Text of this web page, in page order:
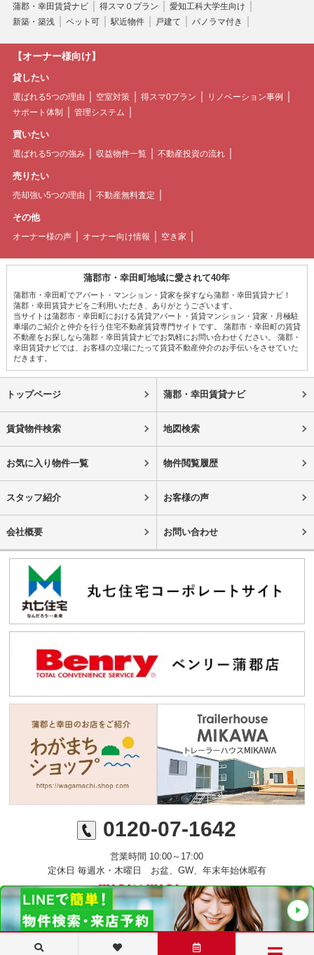
蒲郡・幸田賃貸ナビ 得スマ０プラン
愛知工科大学生向け
新築・築浅
ペット可 駅近物件 戸建て パノラマ付き
【オーナー様向け】
貸したい
選ばれる5つの理由 空室対策 得スマ0プラン
リノベーション事例
サポート体制
管理システム
買いたい
選ばれる5つの強み 収益物件一覧 不動産投資の流れ
売りたい
売却強い5つの理由 不動産無料査定
その他
オーナー様の声 オーナー向け情報 空き家
蒲郡市・幸田町地域に愛されて40年
蒲郡市・幸田町でアパート・マンション・貸家を探すなら蒲郡・幸田賃貸ナビ！
蒲郡・幸田賃貸ナビをご利用いただき、ありがとうございます。
当サイトは蒲郡市・幸田町における賃貸アパート・賃貸マンション・貸家・月極駐
車場のご紹介と仲介を行う住宅不動産賃貸専門サイトです。 蒲郡市・幸田町の賃貸
不動産をお探しなら蒲郡・幸田賃貸ナビでお気軽にお問い合わせください。 蒲郡・
幸田賃貸ナビでは、お客様の立場にたって賃貸不動産仲介のお手伝いをさせていた
だきます。
トップページ 蒲郡・幸田賃貸ナビ
賃貸物件検索 地図検索
お気に入り物件一覧 物件閲覧履歴
スタッフ紹介 お客様の声
会社概要 お問い合わせ
0120-07-1642
営業時間 10:00～17:00
定休日 毎週水・木曜日 お盆、GW、年末年始休暇有
©ミニミニFC蒲郡店 丸七住宅株式会社